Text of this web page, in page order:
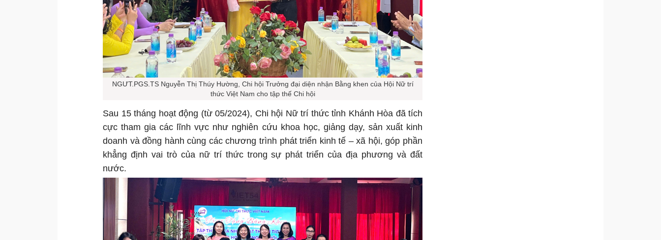
NGƯT.PGS.TS Nguyễn Thị Thúy Hường, Chi hội Trưởng đại diện nhận Bằng khen của Hội Nữ trí
thức Việt Nam cho tập thế Chi hội
Sau 15 tháng hoạt động (từ 05/2024), Chi hội Nữ trí thức tỉnh Khánh Hòa đã tích
cực tham gia các lĩnh vực như nghiên cứu khoa học, giảng dạy, sản xuất kinh
doanh và đồng hành cùng các chương trình phát triển kinh tế – xã hội, góp phần
khẳng định vai trò của nữ trí thức trong sự phát triển của địa phương và đất
nước.